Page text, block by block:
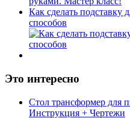
Как сделать подставку
способов
Это интересно
Стол трансформер для
Инструкция + Чертежи